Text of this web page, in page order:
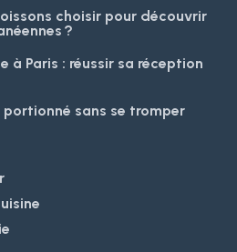
choisir pour découvrir
?
à Paris : réussir sa réception
sans se tromper